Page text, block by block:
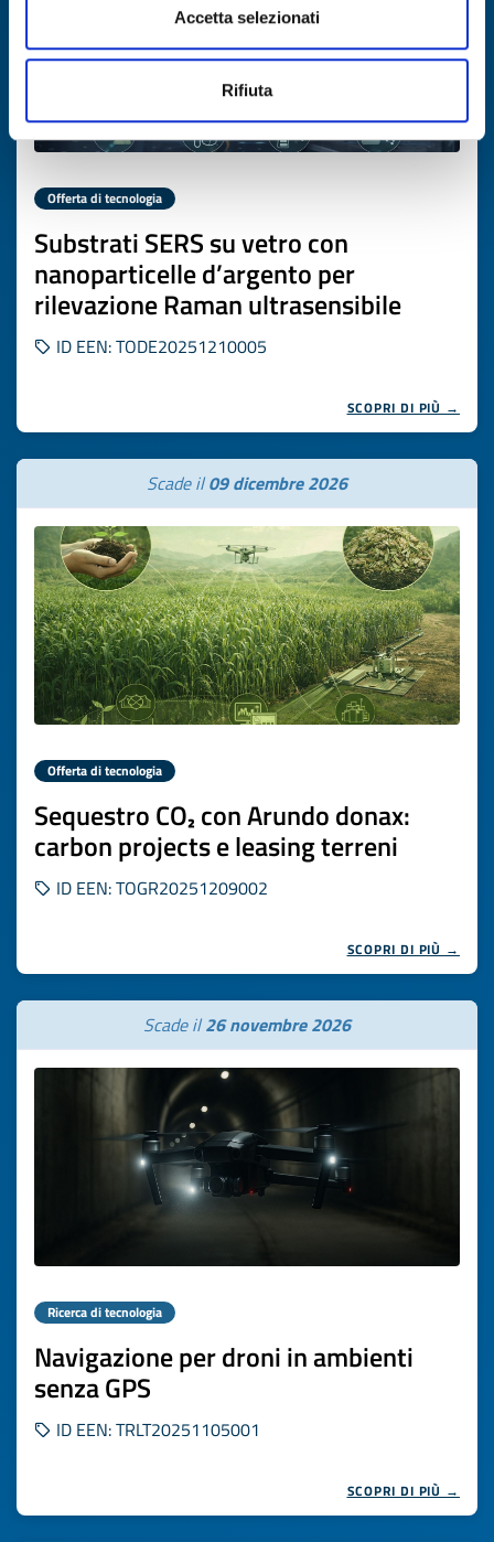
Accetta selezionati
Rifiuta
Offerta di tecnologia
Substrati SERS su vetro con
nanoparticelle d’argento per
rilevazione Raman ultrasensibile
ID EEN: TODE20251210005
SCOPRI DI PIÙ →
Scade il09 dicembre 2026
Offerta di tecnologia
Sequestro CO₂ con Arundo donax:
carbon projects e leasing terreni
ID EEN: TOGR20251209002
SCOPRI DI PIÙ →
Scade il26 novembre 2026
Ricerca di tecnologia
Navigazione per droni in ambienti
senza GPS
ID EEN: TRLT20251105001
SCOPRI DI PIÙ →